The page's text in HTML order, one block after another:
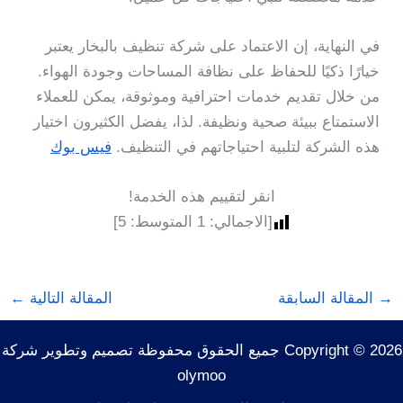
في النهاية، إن الاعتماد على شركة تنظيف بالبخار يعتبر
خيارًا ذكيًا للحفاظ على نظافة المساحات وجودة الهواء.
من خلال تقديم خدمات احترافية وموثوقة، يمكن للعملاء
الاستمتاع ببيئة صحية ونظيفة. لذا، يفضل الكثيرون اختيار
هذه الشركة لتلبية احتياجاتهم في التنظيف. فيس بوك
انقر لتقييم هذه الخدمة!
[الاجمالي:1 المتوسط:5
]
→ المقالة السابقة المقالة التالية ←
Copyright © 2026 جميع الحقوق محفوظة تصميم وتطوير شركة
olymoo